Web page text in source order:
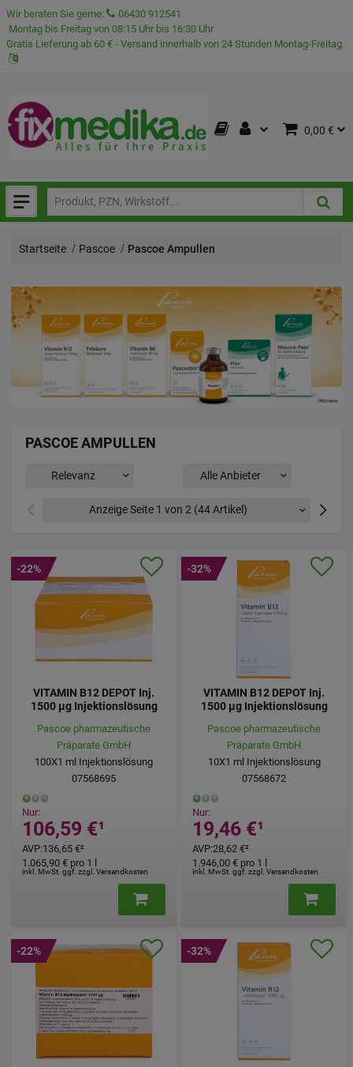
Wir beraten Sie gerne:
06430 912541
Montag bis Freitag von 08:15 Uhr bis 16:30 Uhr
Gratis Lieferung ab 60 € - Versand innerhalb von 24 Stunden Montag-Freitag
0,00 €
Startseite Pascoe Pascoe Ampullen
PASCOE AMPULLEN
Vorherige Nächste
VITAMIN B12 DEPOT Inj.
1500 µg Injektionslösung
Pascoe pharmazeutische
Präparate GmbH
100X1 ml Injektionslösung
07568695
Nur:
106,59 €¹
AVP:136,65 €²
inkl. MwSt. ggf. zzgl. Versandkosten
1.065,90 € pro 1 l
-22%
VITAMIN B12 DEPOT Inj.
1500 µg Injektionslösung
Pascoe pharmazeutische
Präparate GmbH
10X1 ml Injektionslösung
07568672
Nur:
19,46 €¹
AVP:28,62 €²
inkl. MwSt. ggf. zzgl. Versandkosten
1.946,00 € pro 1 l
-32%
-22% -32%